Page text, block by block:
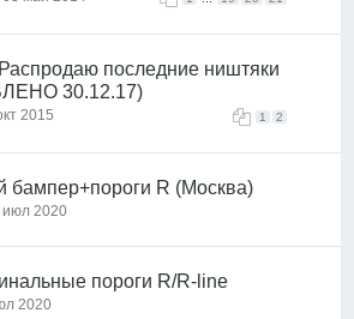
последние ништяки
30.12.17)
1 2
2015
бампер+пороги R (Москва)
июл 2020
пороги R/R-line
2020